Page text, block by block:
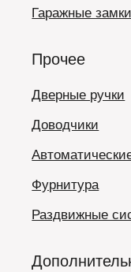
Гаражные замки
Прочее
Дверные ручки
Доводчики
Фурнитура
Раздвижные